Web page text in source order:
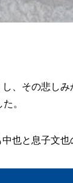
、その悲しみ
。
也と息子文